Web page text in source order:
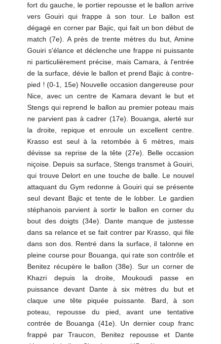
fort du gauche, le portier repousse et le ballon arrive
vers Gouiri qui frappe à son tour. Le ballon est
dégagé en corner par Bajic, qui fait un bon début de
match (7e). A près de trente mètres du but, Amine
Gouiri s'élance et déclenche une frappe ni puissante
ni particulièrement précise, mais Camara, à l'entrée
de la surface, dévie le ballon et prend Bajic à contre-
pied ! (0-1, 15e) Nouvelle occasion dangereuse pour
Nice, avec un centre de Kamara devant le but et
Stengs qui reprend le ballon au premier poteau mais
ne parvient pas à cadrer (17e). Bouanga, alerté sur
la droite, repique et enroule un excellent centre.
Krasso est seul à la retombée à 6 mètres, mais
dévisse sa reprise de la tête (27e). Belle occasion
niçoise. Depuis sa surface, Stengs transmet à Gouiri,
qui trouve Delort en une touche de balle. Le nouvel
attaquant du Gym redonne à Gouiri qui se présente
seul devant Bajic et tente de le lobber. Le gardien
stéphanois parvient à sortir le ballon en corner du
bout des doigts (34e). Dante manque de justesse
dans sa relance et se fait contrer par Krasso, qui file
dans son dos. Rentré dans la surface, il talonne en
pleine course pour Bouanga, qui rate son contrôle et
Benitez récupère le ballon (38e). Sur un corner de
Khazri depuis la droite, Moukoudi passe en
puissance devant Dante à six mètres du but et
claque une tête piquée puissante. Bard, à son
poteau, repousse du pied, avant une tentative
contrée de Bouanga (41e). Un dernier coup franc
frappé par Traucon, Benitez repousse et Dante